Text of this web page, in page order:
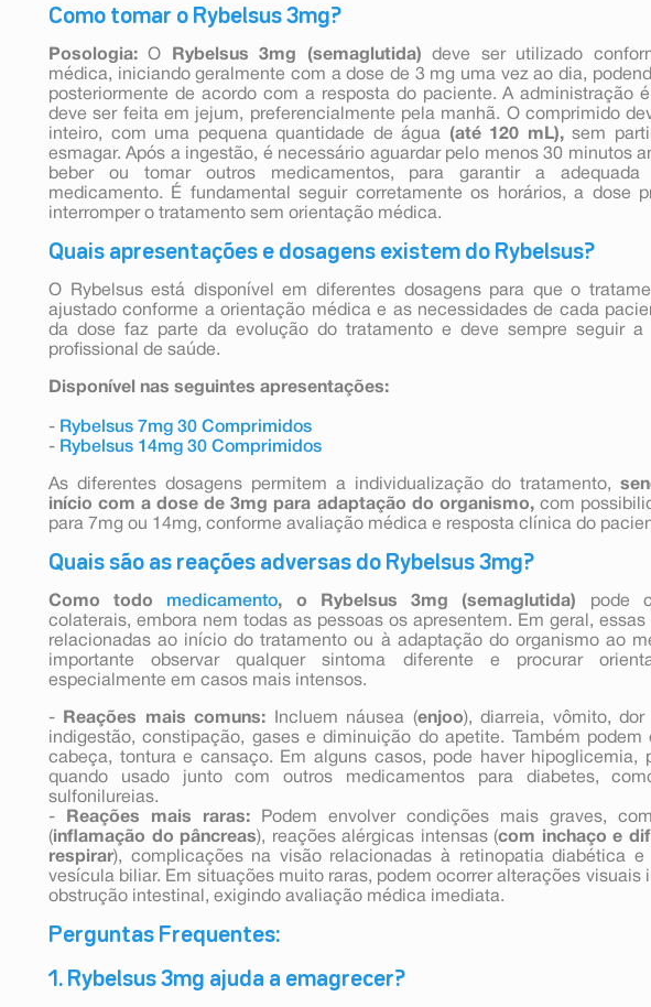
Como tomar o Rybelsus 3mg?
Posologia: O Rybelsus 3mg (semaglutida) deve ser utilizado
médica, iniciando geralmente com a dose de 3 mg uma vez ao dia,
posteriormente de acordo com a resposta do paciente. A administração
deve ser feita em jejum, preferencialmente pela manhã. O comprimido
inteiro, com uma pequena quantidade de água (até 120 mL),sem
esmagar. Após a ingestão, é necessário aguardar pelo menos 30 minutos
beber ou tomar outros medicamentos, para garantir a adequada
medicamento. É fundamental seguir corretamente os horários, a dose
interromper o tratamento sem orientação médica.
Quais apresentações e dosagens existem do Rybelsus?
O Rybelsus está disponível em diferentes dosagens para que o
ajustado conforme a orientação médica e as necessidades de cada
da dose faz parte da evolução do tratamento e deve sempre seguir a
profissional de saúde.
Disponível nas seguintes apresentações:
- Rybelsus 7mg 30 Comprimidos
- Rybelsus 14mg 30 Comprimidos
As diferentes dosagens permitem a individualização do tratamento,
início com a dose de 3mg para adaptação do organismo,com
para 7mg ou 14mg, conforme avaliação médica e resposta clínica do
Quais são as reações adversas do Rybelsus 3mg?
Como todo medicamento, o Rybelsus 3mg (semaglutida) pode
colaterais, embora nem todas as pessoas os apresentem. Em geral,
relacionadas ao início do tratamento ou à adaptação do organismo ao
importante observar qualquer sintoma diferente e procurar
especialmente em casos mais intensos.
- Reações mais comuns: Incluem náusea (enjoo), diarreia, vômito, dor
indigestão, constipação, gases e diminuição do apetite. Também podem
cabeça, tontura e cansaço. Em alguns casos, pode haver hipoglicemia,
quando usado junto com outros medicamentos para diabetes,
sulfonilureias.
-
Reações mais raras: Podem envolver condições mais graves,
(inflamação do pâncreas), reações alérgicas intensas (com inchaço e
respirar), complicações na visão relacionadas à retinopatia diabética e
vesícula biliar. Em situações muito raras, podem ocorrer alterações visuais
obstrução intestinal, exigindo avaliação médica imediata.
Perguntas Frequentes:
1. Rybelsus 3mg ajuda a emagrecer?